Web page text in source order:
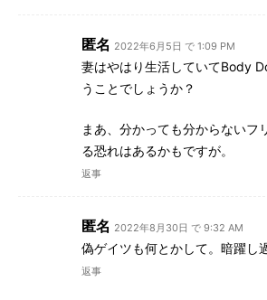
匿名 2022年6月5日 で 1:09 PM
妻はやはり生活していてBody
うことでしょうか？
まあ、分かっても分からないフ
る恐れはあるかもですが。
返事
匿名 2022年8月30日 で 9:32 AM
偽ゲイツも何とかして。暗躍し
返事